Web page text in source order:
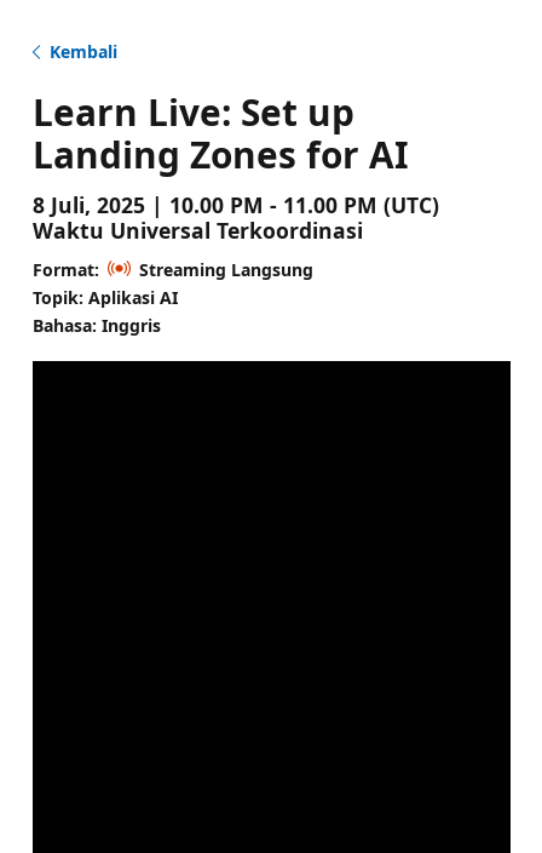
Kembali
Learn Live: Set up
Landing Zones for AI
8 Juli, 2025 | 10.00 PM - 11.00 PM (UTC)
Waktu Universal Terkoordinasi
Format:
Streaming Langsung
Topik: Aplikasi AI
Bahasa: Inggris